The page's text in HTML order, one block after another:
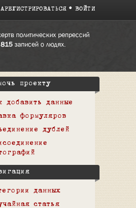
ВОЙТИ
политических репрессий
записей о людях.
проекту
добавить данные
формуляров
дублей
данных
статья